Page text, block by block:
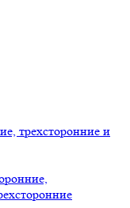
трехсторонние и